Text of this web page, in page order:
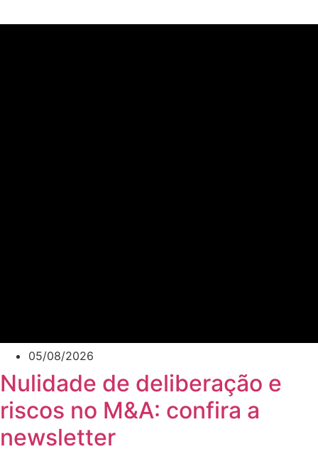
05/08/2026
Nulidade de deliberação e
riscos no M&A: confira a
newsletter